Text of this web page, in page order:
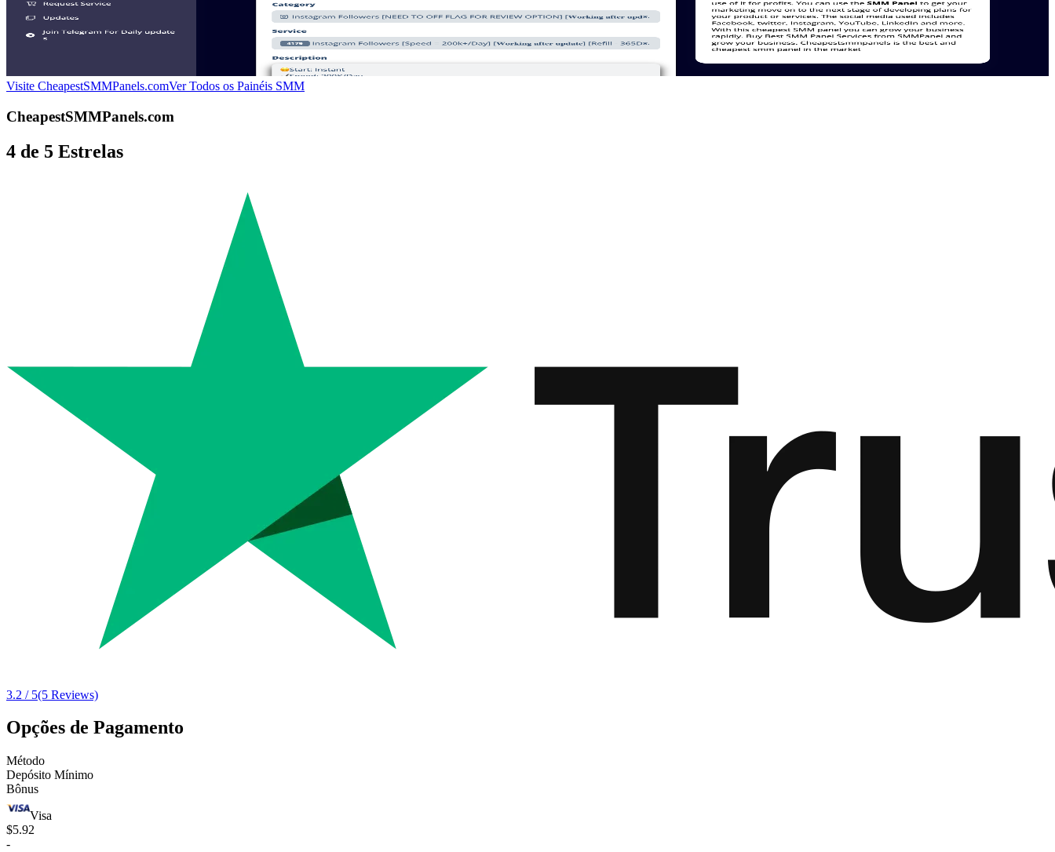
Visite CheapestSMMPanels.comVer Todos os Painéis SMM
CheapestSMMPanels.com
4 de 5 Estrelas
3.2 / 5(5 Reviews)
Opções de Pagamento
Método
Depósito Mínimo
Bônus
Visa
$5.92
-